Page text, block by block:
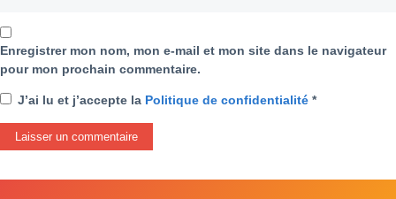
Enregistrer mon nom, mon e-mail et mon site dans le navigateur
pour mon prochain commentaire.
J’ai lu et j’accepte la Politique de confidentialité *